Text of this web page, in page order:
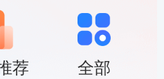
荐 全部